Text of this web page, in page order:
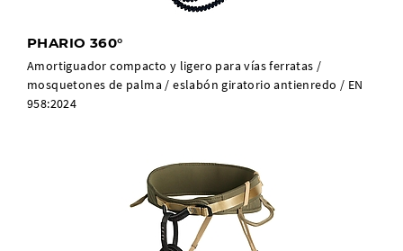
PHARIO 360°
Amortiguador compacto y ligero para vías ferratas /
mosquetones de palma / eslabón giratorio antienredo / EN
958:2024